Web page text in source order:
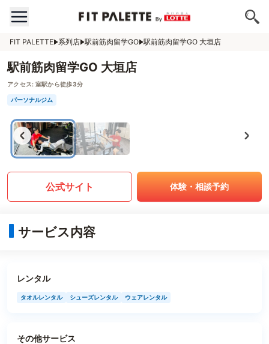
FIT PALETTE 系列店 駅前筋肉留学GO 駅前筋肉留学GO 大垣店
駅前筋肉留学GO 大垣店
アクセス: 室駅から徒歩3分
パーソナルジム
公式サイト 体験・相談予約
サービス内容
レンタル
タオルレンタル シューズレンタル ウェアレンタル
その他サービス